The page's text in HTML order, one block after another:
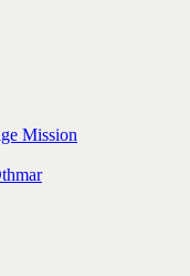
Mission